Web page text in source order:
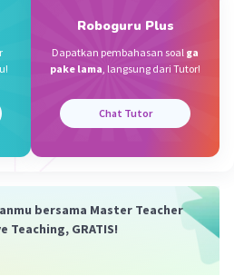
Roboguru Plus
Dapatkan pembahasan soal ga
pake lama, langsung dari Tutor!
Chat Tutor
bersama Master Teacher
Teaching, GRATIS!